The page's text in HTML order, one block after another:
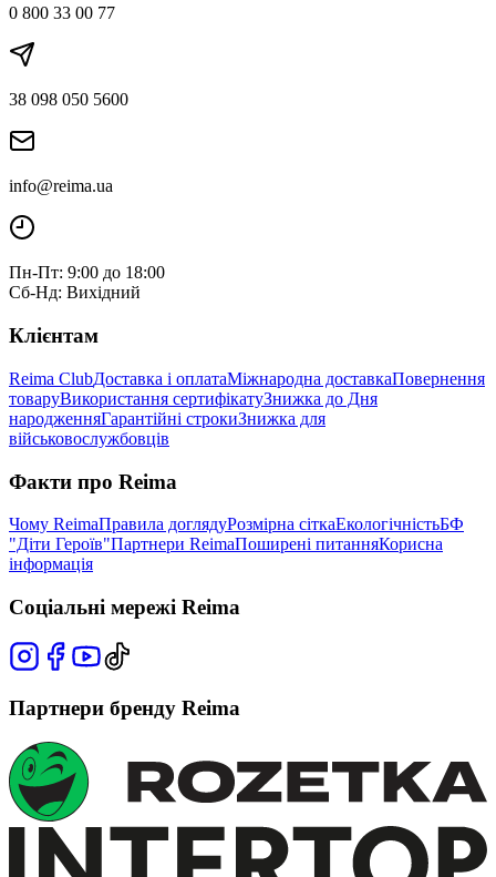
0 800 33 00 77
38 098 050 5600
info@reima.ua
Пн-Пт: 9:00 до 18:00
Сб-Нд: Вихідний
Клієнтам
Reima ClubДоставка і оплатаМіжнародна доставкаПовернення
товаруВикористання сертифікатуЗнижка до Дня
народженняГарантійні строкиЗнижка для
військовослужбовців
Факти про Reima
Чому ReimaПравила доглядуРозмірна сіткаЕкологічністьБФ
"Діти Героїв"Партнери ReimaПоширені питанняКорисна
інформація
Соціальні мережі Reima
Партнери бренду Reima